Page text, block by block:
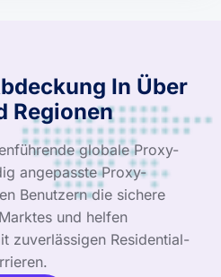
In Über
Regionen
globale Proxy-
angepasste Proxy-
Benutzern die sichere
und helfen
zuverlässigen Residential-